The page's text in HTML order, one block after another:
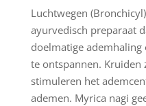
Luchtwegen
ayurvedisch preparaat
doelmatige
te ontspannen. Kruiden
stimuleren het
ademen. Myrica nagi